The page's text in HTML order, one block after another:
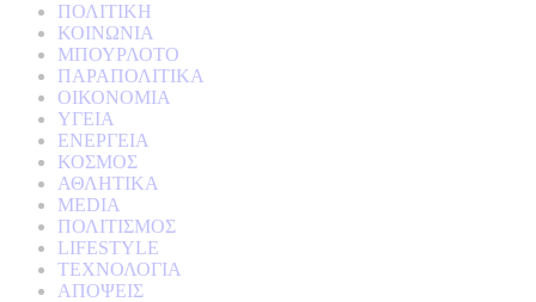
ΠΟΛΙΤΙΚΗ
ΚΟΙΝΩΝΙΑ
ΜΠΟΥΡΛΟΤΟ
ΠΑΡΑΠΟΛΙΤΙΚΑ
ΟΙΚΟΝΟΜΙΑ
ΥΓΕΙΑ
ΕΝΕΡΓΕΙΑ
ΚΟΣΜΟΣ
ΑΘΛΗΤΙΚΑ
MEDIA
ΠΟΛΙΤΙΣΜΟΣ
LIFESTYLE
ΤΕΧΝΟΛΟΓΙΑ
ΑΠΟΨΕΙΣ